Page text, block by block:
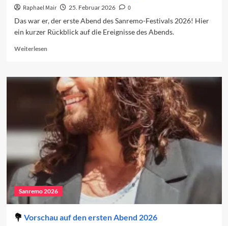
Raphael Mair 25. Februar 2026
0
Das war er, der erste Abend des Sanremo-Festivals 2026! Hier
ein kurzer Rückblick auf die Ereignisse des Abends.
WeiterlesenRead
Sanremo
2026:
Abend
Sanremo 2026
Vorschau auf den ersten Abend 2026